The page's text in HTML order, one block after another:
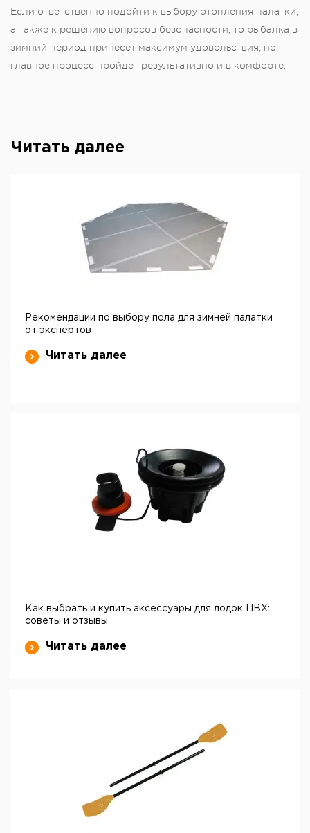
Если ответственно подойти к выбору отопления палатки,
а также к решению вопросов безопасности, то рыбалка в
зимний период принесет максимум удовольствия, но
главное процесс пройдет результативно и в комфорте.
Читать далее
Рекомендации по выбору пола для зимней палатки
от экспертов
Читать далее
Как выбрать и купить аксессуары для лодок ПВХ:
советы и отзывы
Читать далее